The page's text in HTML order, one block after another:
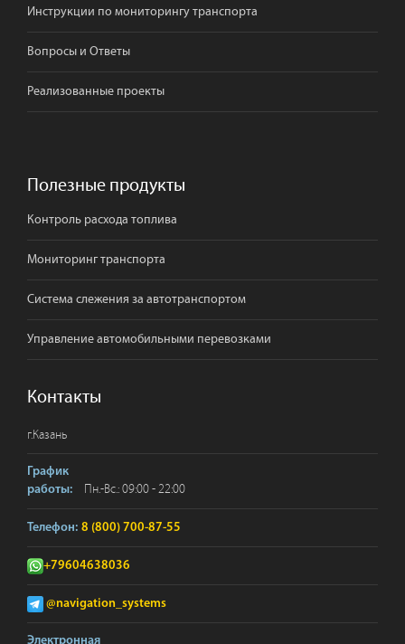
Инструкции по мониторингу транспорта
Вопросы и Ответы
Реализованные проекты
Полезные продукты
Контроль расхода топлива
Мониторинг транспорта
Система слежения за автотранспортом
Управление автомобильными перевозками
Контакты
г.Казань
График
работы:
Пн.-Вс.: 09:00 - 22:00
Телефон: 8 (800) 700-87-55
+79604638036
@navigation_systems
Электронная